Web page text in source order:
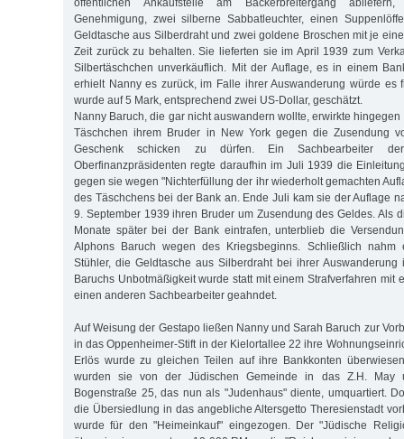
Genehmigung, zwei silberne Sabbatleuchter, einen
Geldtasche aus Silberdraht und zwei goldene Broschen mit je
Zeit zurück zu behalten. Sie lieferten sie im April 1939 zum
Silbertäschchen unverkäuflich. Mit der Auflage, es in einem
erhielt Nanny es zurück, im Falle ihrer Auswanderung würde es
wurde auf 5 Mark, entsprechend zwei US-Dollar, geschätzt.
Nanny Baruch, die gar nicht auswandern wollte, erwirkte
Täschchen ihrem Bruder in New York gegen die Zusendung
Geschenk schicken zu dürfen. Ein Sachbearbeiter
Oberfinanzpräsidenten regte daraufhin im Juli 1939 die
gegen sie wegen "Nichterfüllung der ihr wiederholt gemachten
des Täschchens bei der Bank an. Ende Juli kam sie der Auflage
9. September 1939 ihren Bruder um Zusendung des Geldes. Als
Monate später bei der Bank eintrafen, unterblieb die
Alphons Baruch wegen des Kriegsbeginns. Schließlich nahm
Stühler, die Geldtasche aus Silberdraht bei ihrer
Baruchs Unbotmäßigkeit wurde statt mit einem Strafverfahren mit
einen anderen Sachbearbeiter geahndet.
Auf Weisung der Gestapo ließen Nanny und Sarah Baruch zur
in das Oppenheimer-Stift in der Kielortallee 22 ihre
Erlös wurde zu gleichen Teilen auf ihre Bankkonten
wurden sie von der Jüdischen Gemeinde in das Z.H.
Bogenstraße 25, das nun als "Judenhaus" diente, umquartiert.
die Übersiedlung in das angebliche Altersgetto Theresienstadt
wurde für den "Heimeinkauf" eingezogen. Der "Jüdische